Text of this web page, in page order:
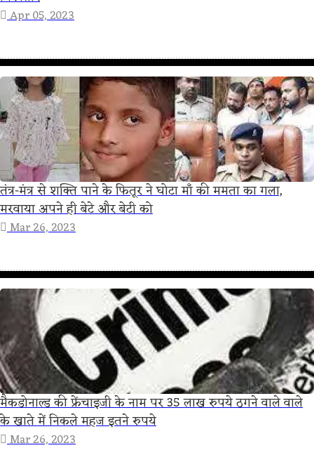
Apr 05, 2023
तंत्र-मंत्र से शक्ति पाने के फितूर ने घोटा माँ की ममता का गला,
मरवाया अपने ही बेटे और बेटी को
Mar 26, 2023
मैकडोनाल्ड की फ्रेंचाइजी के नाम पर 35 लाख रुपये ठगने वाले वाले
के खाते में निकले महज इतने रुपये
Mar 26, 2023